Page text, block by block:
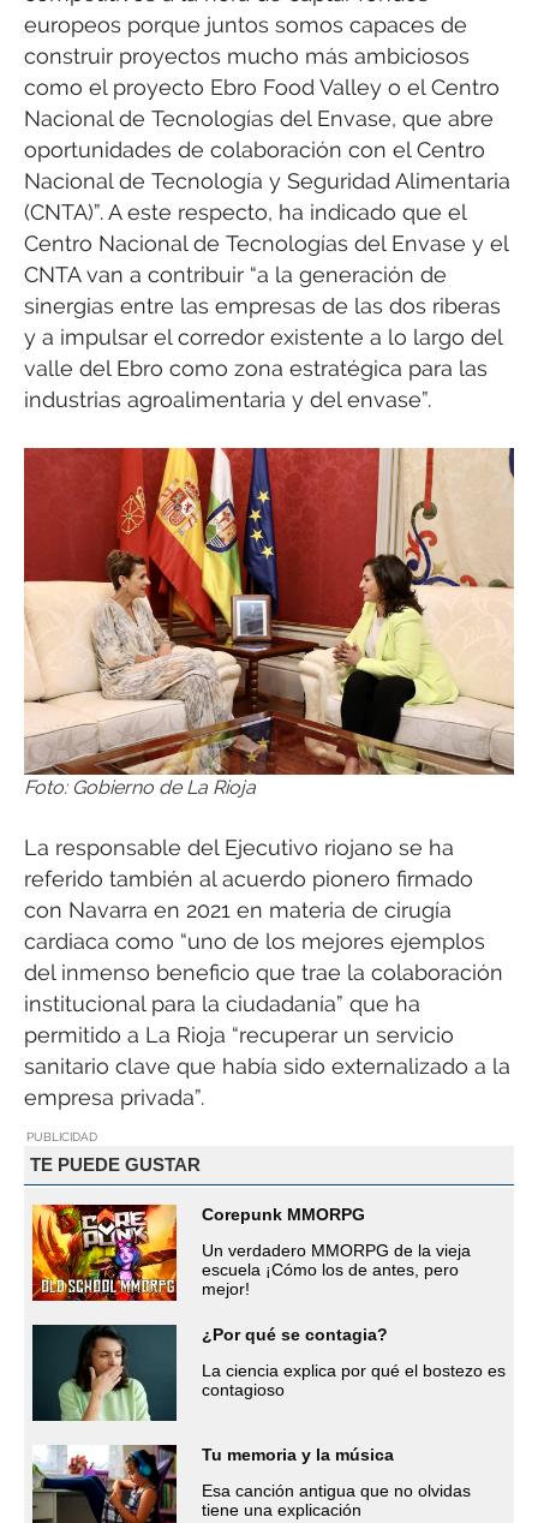
europeos porque juntos somos capaces de
construir proyectos mucho más ambiciosos
como el proyecto Ebro Food Valley o el Centro
Nacional de Tecnologías del Envase, que abre
oportunidades de colaboración con el Centro
Nacional de Tecnología y Seguridad Alimentaria
(CNTA)”. A este respecto, ha indicado que el
Centro Nacional de Tecnologías del Envase y el
CNTA van a contribuir “a la generación de
sinergias entre las empresas de las dos riberas
y a impulsar el corredor existente a lo largo del
valle del Ebro como zona estratégica para las
industrias agroalimentaria y del envase”.
Foto: Gobierno de La Rioja
La responsable del Ejecutivo riojano se ha
referido también al acuerdo pionero firmado
con Navarra en 2021 en materia de cirugía
cardiaca como “uno de los mejores ejemplos
del inmenso beneficio que trae la colaboración
institucional para la ciudadanía” que ha
permitido a La Rioja “recuperar un servicio
sanitario clave que había sido externalizado a la
empresa privada”.
PUBLICIDAD
TE PUEDE GUSTAR
Corepunk MMORPG
Un verdadero MMORPG de la vieja
escuela ¡Cómo los de antes, pero
mejor!
¿Por qué se contagia?
La ciencia explica por qué el bostezo es
contagioso
Tu memoria y la música
Esa canción antigua que no olvidas
tiene una explicación